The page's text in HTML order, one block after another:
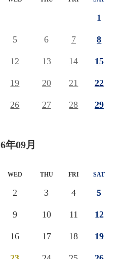
1
5 6 7
8
12 13 14
15
19 20 21
22
26 27 28
29
年09月
WED THU FRI SAT
2 3 4
5
9 10 11
12
16 17 18
19